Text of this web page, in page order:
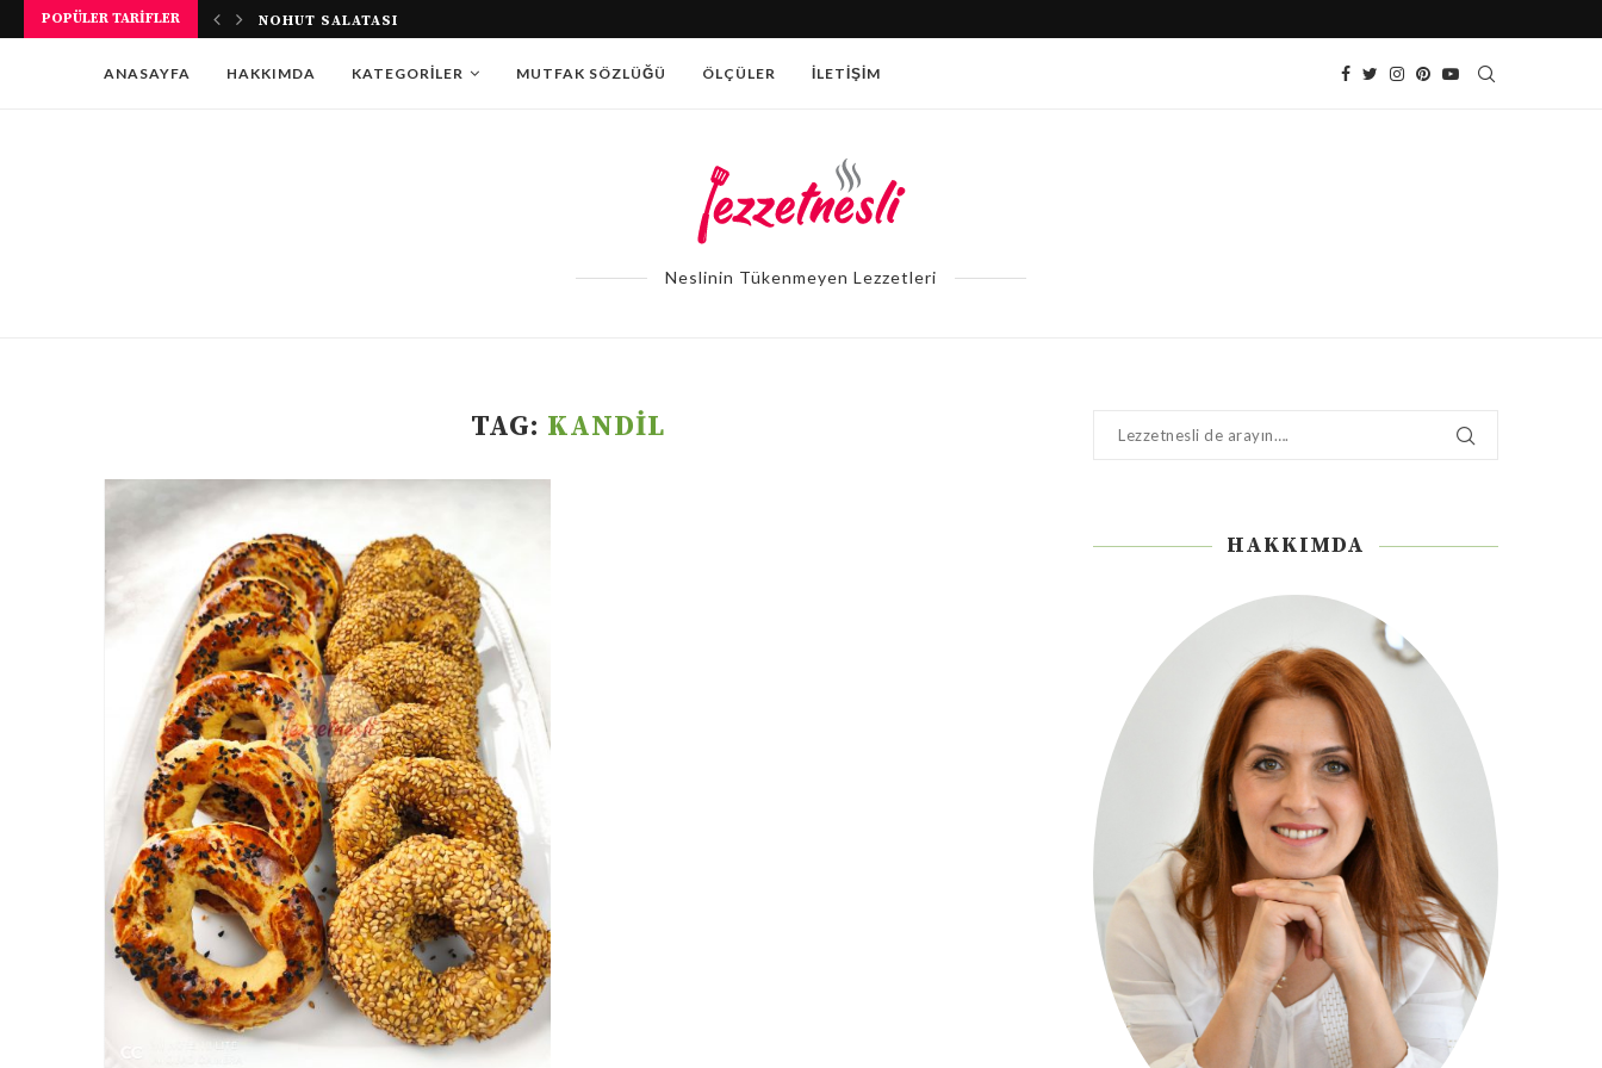
POPÜLER TARIFLER NOHUT SALATASI
ANASAYFA HAKKIMDA KATEGORILER MUTFAK SÖZLÜĞÜ ÖLÇÜLER İLETIŞIM
Neslinin Tükenmeyen Lezzetleri
TAG: KANDIL
HAKKIMDA